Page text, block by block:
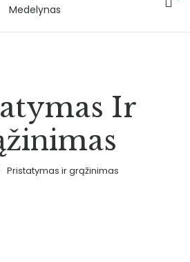
Ir
Pristatymas ir grąžinimas